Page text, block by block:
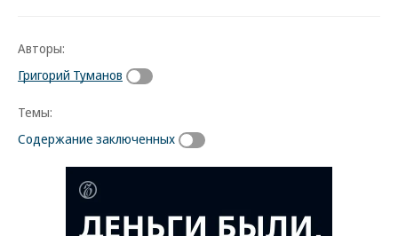
Авторы:
Григорий Туманов
Темы:
Содержание заключенных